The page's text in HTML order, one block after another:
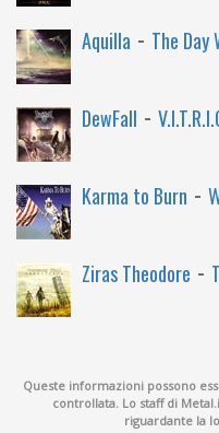
Aquilla - The Day
DewFall -
Karma to Burn -
Ziras Theodore -
Queste informazioni possono
controllata. Lo staff di
riguardante la